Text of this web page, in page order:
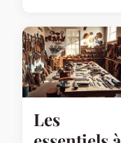
Les